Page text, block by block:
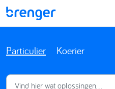
Particulier Koerier